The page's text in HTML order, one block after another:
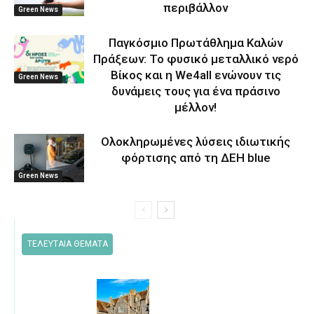
Green News
περιβάλλον
Green News
Παγκόσμιο Πρωτάθλημα Καλών
Πράξεων: Το φυσικό μεταλλικό νερό
Βίκος και η We4all ενώνουν τις
δυνάμεις τους για ένα πράσινο
μέλλον!
Green News
Ολοκληρωμένες λύσεις ιδιωτικής
φόρτισης από τη ΔΕΗ blue
ΤΕΛΕΥΤΑΙΑ ΘΕΜΑΤΑ